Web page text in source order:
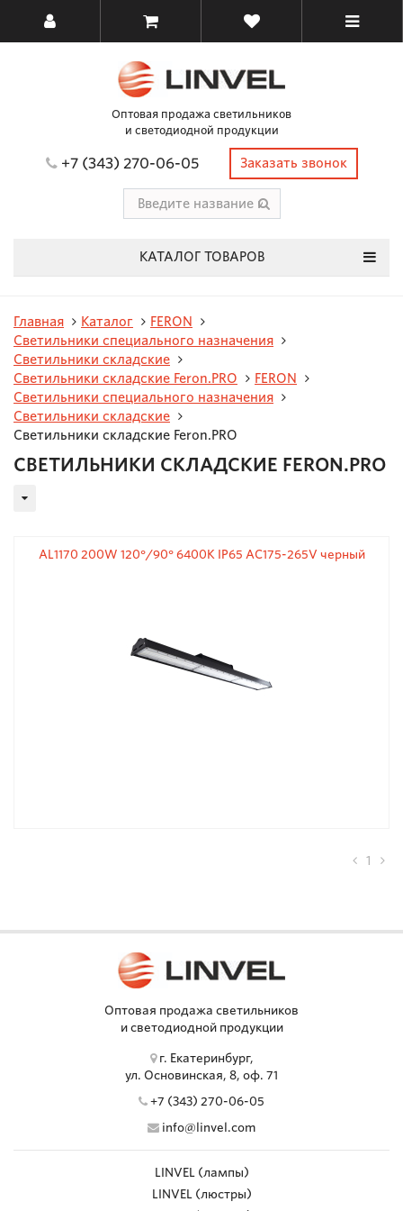
Оптовая продажа светильников
и светодиодной продукции
+7 (343) 270-06-05 Заказать звонок
КАТАЛОГ ТОВАРОВ
Главная Каталог
FERON
Светильники специального назначения
Светильники складские
Светильники складские Feron.PRO
FERON
Светильники специального назначения
Светильники складские
Светильники складские Feron.PRO
СВЕТИЛЬНИКИ СКЛАДСКИЕ FERON.PRO
AL1170 200W 120°/90° 6400K IP65 AC175-265V черный
1
Оптовая продажа светильников
и светодиодной продукции
г. Екатеринбург,
ул. Основинская, 8, оф. 71
+7 (343) 270-06-05
info@linvel.com
LINVEL (лампы)
LINVEL (люстры)